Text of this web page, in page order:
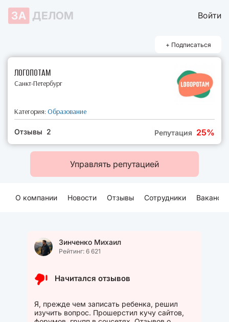
ЗА ДЕЛОМ Войти
+ Подписаться
ЛОГОПОТАМ
Санкт-Петербург
Категория:Образование
Репутация 25%
Отзывы 2
Управлять репутацией
О компании Новости Отзывы Сотрудники Вакансии
Зинченко Михаил
Рейтинг: 6 621
Начитался отзывов
Я, прежде чем записать ребенка, решил
изучить вопрос. Прошерстил кучу сайтов,